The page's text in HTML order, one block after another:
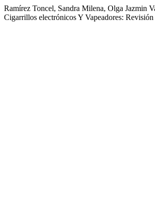
Ramírez Toncel, Sandra Milena, Olga Jazmin
Cigarrillos electrónicos Y Vapeadores: Revisión